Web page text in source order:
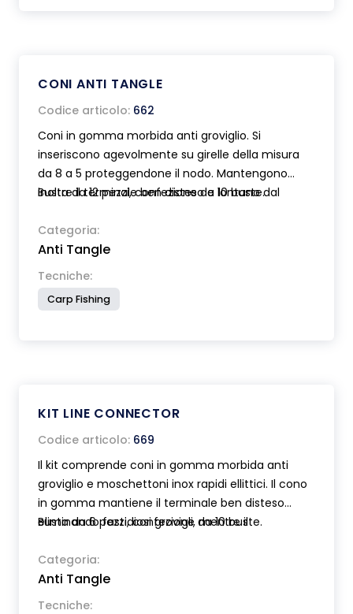
CONI ANTI TANGLE
Codice articolo: 662
Coni in gomma morbida anti groviglio. Si
inseriscono agevolmente su girelle della misura
da 8 a 5 proteggendone il nodo. Mantengono
inoltre il terminale ben disteso e lontano dal
grovigli. Disponibili in due diverse lunghezze.
Colore mimetico grigio-verde.
Busta da 12 pezzi, confezione da 10 buste.
Categoria:
Anti Tangle
Tecniche:
Carp Fishing
KIT LINE CONNECTOR
Codice articolo: 669
Il kit comprende coni in gomma morbida anti
groviglio e moschettoni inox rapidi ellittici. Il cono
in gomma mantiene il terminale ben disteso
eliminando fastidiosi grovigli, mentre il
stesso. Disponibile in due misure con coni di
diversa lunghezza. Colore mimetico grigio-verde.
Busta da 6 pezzi, confezione da 10 buste.
Categoria:
Anti Tangle
Tecniche: